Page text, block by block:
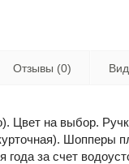
Отзывы (0)
Цвет на выбор.
Шопперы
за счет